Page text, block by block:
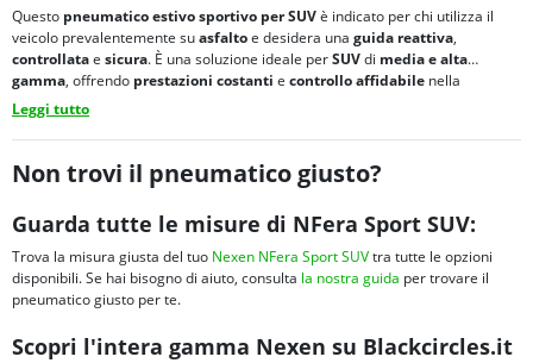
Questo pneumatico estivo sportivo per SUVè indicato per chi utilizza il
veicolo prevalentemente suasfaltoe desidera una guida reattiva,
controllatae sicura. È una soluzione ideale perSUVdi media e alta
gamma, offrendo prestazioni costanti e controllo affidabile nella
stagione estiva
Leggi tutto
Non trovi il pneumatico giusto?
Guarda tutte le misure di NFera Sport SUV:
Trova la misura giusta del tuo Nexen NFera Sport SUVtra tutte le opzioni
disponibili. Se hai bisogno di aiuto, consulta la nostra guida per trovare il
pneumatico giusto per te.
Scopri l'intera gamma Nexen su Blackcircles.it